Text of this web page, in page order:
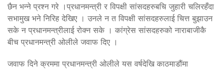
छैन भन्ने प्रश्न गरे ।प्रधानमन्त्री र विपक्षी सांसदहरुबचि जुहारी चलिरहँदा
सभामुख भने निरिह देखिए । उनले न त विपक्षी सांसदहरुलाई चित्त बुझाउन
सके न प्रधानमन्त्रीलाई रोक्न सके । कांग्रेस सांसदहरुको नाराबाजीकै
बीच प्रधानमन्त्री ओलीले जवाफ दिए ।
जवाफ दिने क्रममा प्रधानमन्त्री ओलीले यस वर्षदेखि काठमाडौंमा